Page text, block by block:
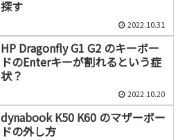
探す
2022.10.31
HP Dragonfly G1 G2 のキーボー
ドのEnterキーが割れるという症
状？
2022.10.20
dynabook K50 K60 のマザーボー
ドの外し方